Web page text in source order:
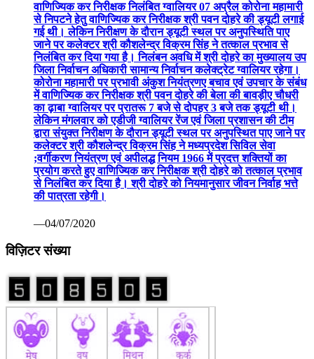
वाणिज्यिक कर निरीक्षक निलंबित ग्वालियर 07 अप्रैल कोरोना महामारी
से निपटने हेतु वाणिज्यिक कर निरीक्षक श्री पवन दोहरे की ड्यूटी लगाई
गई थी। लेकिन निरीक्षण के दौरान ड्यूटी स्थल पर अनुपस्थिति पाए
जाने पर कलेक्टर श्री कौशलेन्द्र विक्रम सिंह ने तत्काल प्रभाव से
निलंबित कर दिया गया है। निलंबन अवधि में श्री दोहरे का मुख्यालय उप
जिला निर्वाचन अधिकारी सामान्य निर्वाचन कलेक्ट्रेट ग्वालियर रहेगा।
कोरोना महामारी पर प्रभावी अंकुश नियंत्रणए बचाव एवं उपचार के संबंध
में वाणिज्यिक कर निरीक्षक श्री पवन दोहरे की बेला की बावड़ीए चौधरी
का ढ़ाबा ग्वालियर पर प्रातरू 7 बजे से दोपहर 3 बजे तक ड्यूटी थी।
लेकिन मंगलवार को एडीजी ग्वालियर रेंज एवं जिला प्रशासन की टीम
द्वारा संयुक्त निरीक्षण के दौरान ड्यूटी स्थल पर अनुपस्थित पाए जाने पर
कलेक्टर श्री कौशलेन्द्र विक्रम सिंह ने मध्यप्रदेश सिविल सेवा
;वर्गीकरण नियंत्रण एवं अपीलद्ध नियम 1966 में प्रदत्त शक्तियों का
प्रयोग करते हुए वाणिज्यिक कर निरीक्षक श्री दोहरे को तत्काल प्रभाव
से निलंबित कर दिया है। श्री दोहरे को नियमानुसार जीवन निर्वाह भत्ते
की पात्रता रहेगी।
—04/07/2020
विज़िटर संख्या